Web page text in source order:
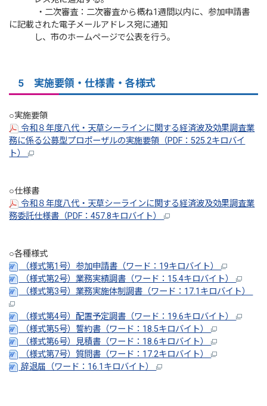
・二次審査：二次審査から概ね1週間以内に、参加申請書
に記載された電子メールアドレス宛に通知
し、市のホームページで公表を行う。
5 実施要領・仕様書・各様式
○実施要領
令和８年度八代・天草シーラインに関する経済波及効果調査業
務に係る公募型プロポーザルの実施要領（PDF：525.2キロバイ
ト）
○仕様書
令和８年度八代・天草シーラインに関する経済波及効果調査業
務委託仕様書（PDF：457.8キロバイト）
○各種様式
（様式第1号）参加申請書（ワード：19キロバイト）
（様式第2号）業務実績調書（ワード：15.4キロバイト）
（様式第3号）業務実施体制調書（ワード：17.1キロバイト）
（様式第4号）配置予定調書（ワード：19.6キロバイト）
（様式第5号）誓約書（ワード：18.5キロバイト）
（様式第6号）見積書（ワード：18.6キロバイト）
（様式第7号）質問書（ワード：17.2キロバイト）
辞退届（ワード：16.1キロバイト）